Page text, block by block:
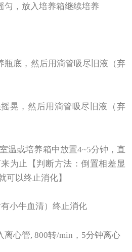
匀，放入培养箱继续培养
瓶底，然后用滴管吸尽旧液（弃
摇晃，然后用滴管吸尽旧液（弃
温或培养箱中放置4~5分钟，直
为止【判断方法：倒置相差显
可以终止消化】
小牛血清）终止消化
离心管, 800转/min，5分钟离心